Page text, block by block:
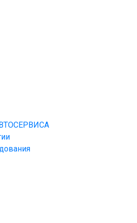
— официальный дистрибьютор
Armenia